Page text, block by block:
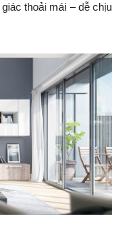
thoải mái – dễ chịu